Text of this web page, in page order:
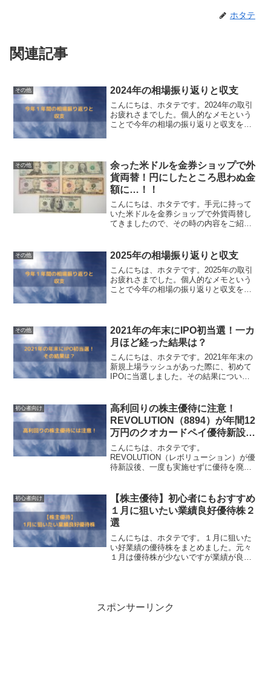
ホタテ
関連記事
その他 2024年の相場振り返りと収支
こんにちは、ホタテです。2024年の取引
お疲れさまでした。個人的なメモという
ことで今年の相場の振り返りと収支を整
その他
余った米ドルを金券ショップで外
貨両替！円にしたところ思わぬ金
額に…！！
こんにちは、ホタテです。手元に持って
いた米ドルを金券ショップで外貨両替し
てきましたので、その時の内容をご紹介
入社して比較的すぐのタイミングで、１
人でアメリカに行きアメ...
その他 2025年の相場振り返りと収支
こんにちは、ホタテです。2025年の取引
お疲れさまでした。個人的なメモという
ことで今年の相場の振り返りと収支を整
その他
2021年の年末にIPO初当選！一カ
月ほど経った結果は？
こんにちは、ホタテです。2021年年末の
新規上場ラッシュがあった際に、初めて
IPOに当選しました。その結果について
フスタイル（4264）になります。ニフテ
ィライフス...
初心者向け
高利回りの株主優待に注意！
REVOLUTION（8894）が年間12
万円のクオカードペイ優待新設
後、一度も実施せずに廃止！！
こんにちは、ホタテです。
REVOLUTION（レボリューション）が優
待新設後、一度も実施せずに優待を廃止
優待の内容REVOLUTION(レボリューシ
ョン)の株主...
初心者向け
【株主優待】初心者にもおすすめ
１月に狙いたい業績良好優待株２
選
こんにちは、ホタテです。１月に狙いた
い好業績の優待株をまとめました。元々
１月は優待株が少ないですが業績が良好
スポンサーリンク